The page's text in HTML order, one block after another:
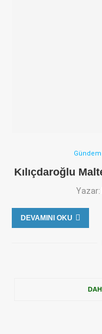
Gündem
Kılıçdaroğlu
Yazar:
DEVAMINI OKU